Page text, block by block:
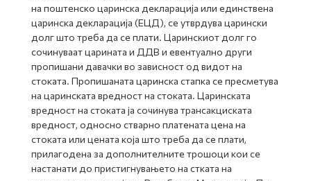
на поштенско царинска декларација или единствена
царинска декларација (ЕЦД), се утврдува царински
долг што треба да се плати. Царинскиот долг го
сочинуваат царината и ДДВ и евентуално други
пропишани давачки во зависност од видот на
стоката. Пропишаната царинска стапка се пресметува
на царинската вредност на стоката. Царинската
вредност на стоката ја сочинува трансакциската
вредност, односно стварно платената цена на
стоката или цената која што треба да се плати,
прилагодена за дополнителните трошоци кои се
настанати до пристигнувањето на стката на